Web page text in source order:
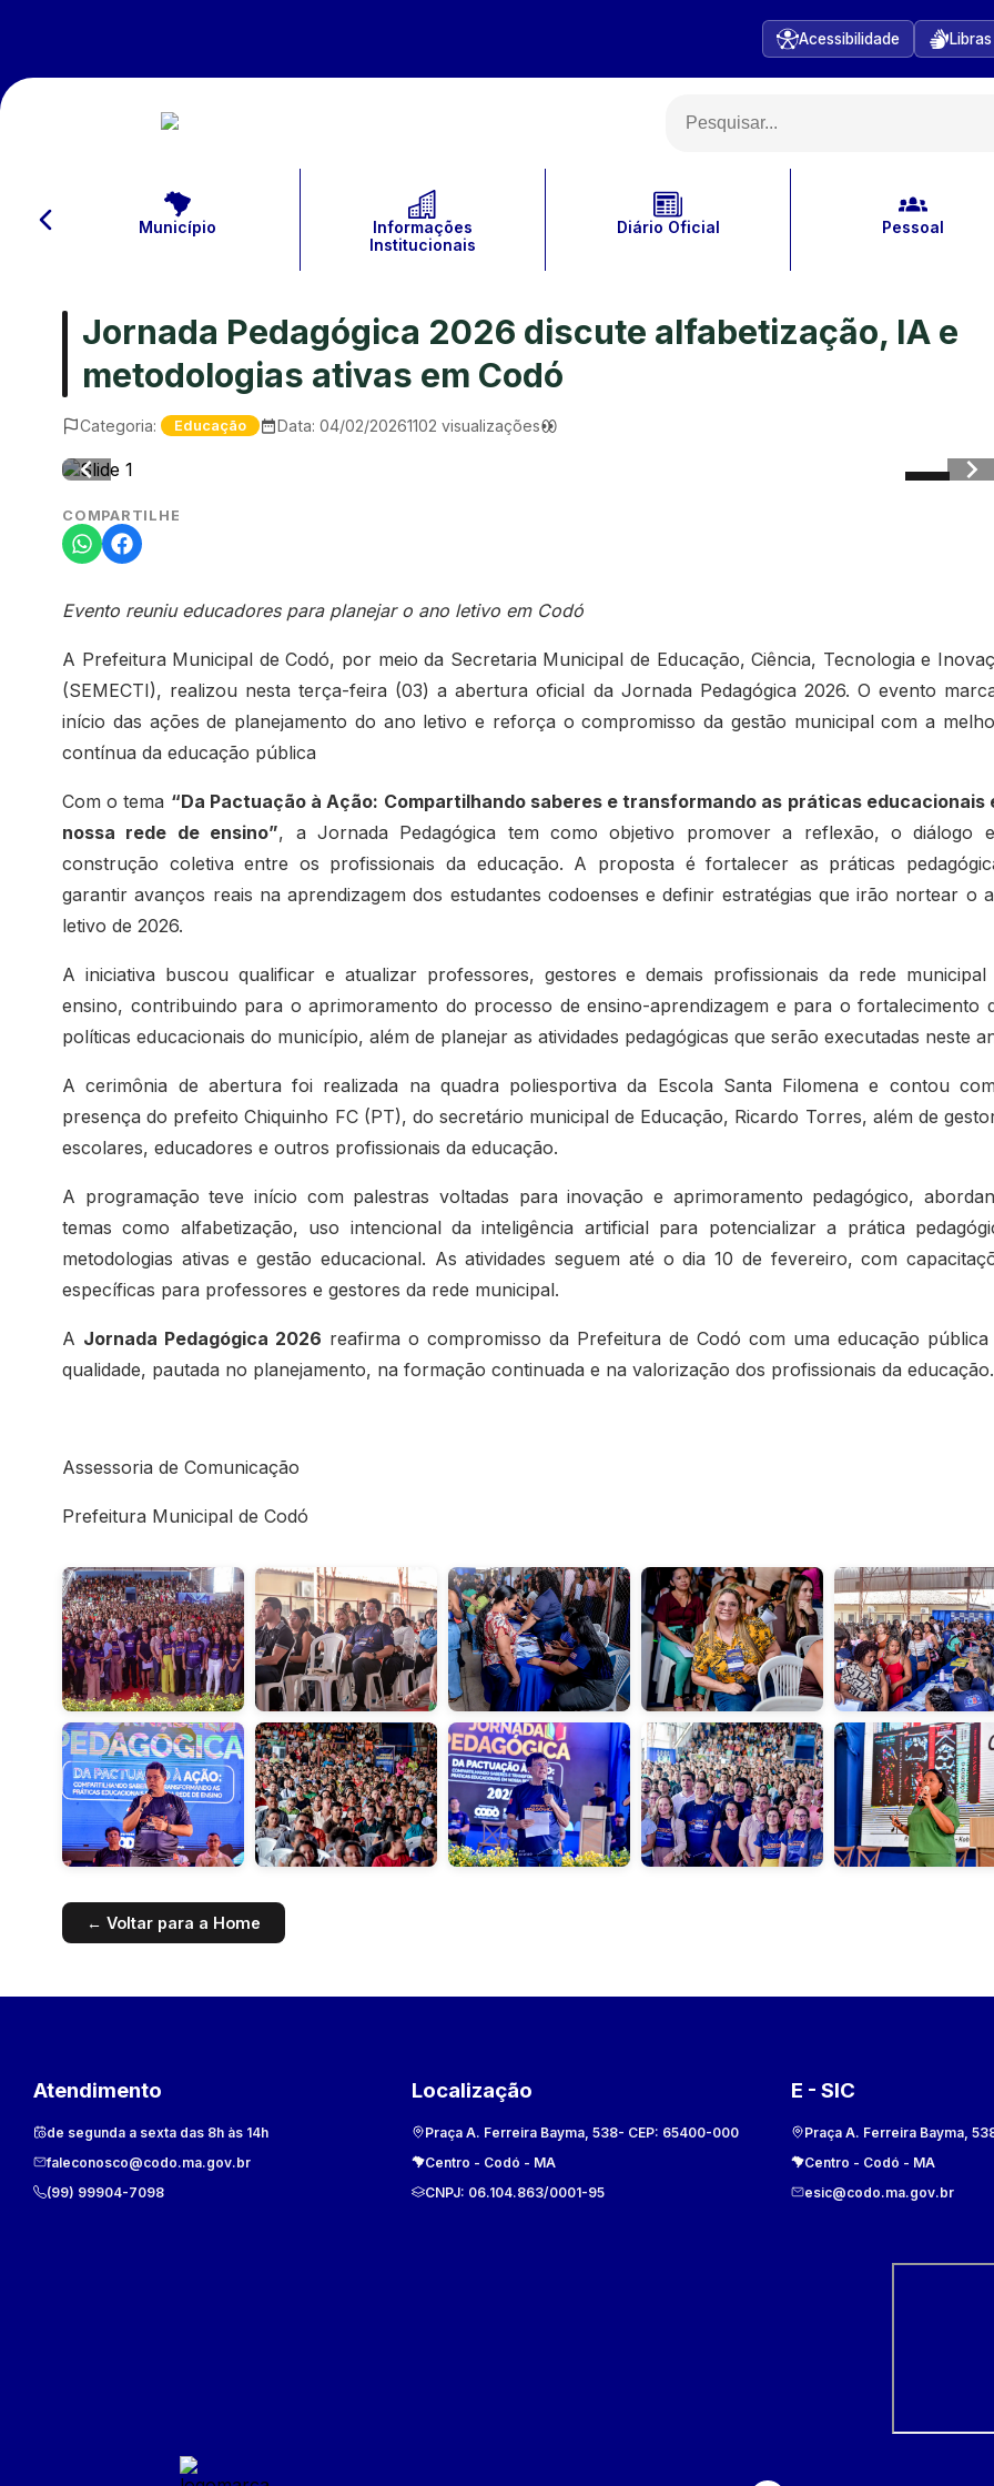
Acessibilidade Libras
Município
Informações
Institucionais
Diário Oficial Pessoal
Jornada Pedagógica 2026 discute alfabetização, IA e
metodologias ativas em Codó
Categoria: Educação Data: 04/02/20261102 visualizações
COMPARTILHE
Evento reuniu educadores para planejar o ano letivo em Codó
A Prefeitura Municipal de Codó, por meio da Secretaria Municipal de Educação, Ciência, Tecnologia e
(SEMECTI), realizou nesta terça-feira (03) a abertura oficial da Jornada Pedagógica 2026. O evento
início das ações de planejamento do ano letivo e reforça o compromisso da gestão municipal com a
contínua da educação pública
Com o tema “Da Pactuação à Ação: Compartilhando saberes e transformando as práticas educacionais
nossa rede de ensino”, a Jornada Pedagógica tem como objetivo promover a reflexão, o diálogo
construção coletiva entre os profissionais da educação. A proposta é fortalecer as práticas
garantir avanços reais na aprendizagem dos estudantes codoenses e definir estratégias que irão nortear o
letivo de 2026.
A iniciativa buscou qualificar e atualizar professores, gestores e demais profissionais da rede municipal
ensino, contribuindo para o aprimoramento do processo de ensino-aprendizagem e para o fortalecimento
políticas educacionais do município, além de planejar as atividades pedagógicas que serão executadas neste
A cerimônia de abertura foi realizada na quadra poliesportiva da Escola Santa Filomena e contou
presença do prefeito Chiquinho FC (PT), do secretário municipal de Educação, Ricardo Torres, além de
escolares, educadores e outros profissionais da educação.
A programação teve início com palestras voltadas para inovação e aprimoramento pedagógico,
temas como alfabetização, uso intencional da inteligência artificial para potencializar a prática
metodologias ativas e gestão educacional. As atividades seguem até o dia 10 de fevereiro, com
específicas para professores e gestores da rede municipal.
A Jornada Pedagógica 2026 reafirma o compromisso da Prefeitura de Codó com uma educação pública
qualidade, pautada no planejamento, na formação continuada e na valorização dos profissionais da educação.
Assessoria de Comunicação
Prefeitura Municipal de Codó
← Voltar para a Home
Atendimento
de segunda a sexta das 8h às 14h
faleconosco@codo.ma.gov.br
(99) 99904-7098
Localização
Praça A. Ferreira Bayma, 538- CEP: 65400-000
Centro - Codó - MA
CNPJ: 06.104.863/0001-95
E - SIC
Praça A. Ferreira Bayma,
Centro - Codó - MA
esic@codo.ma.gov.br